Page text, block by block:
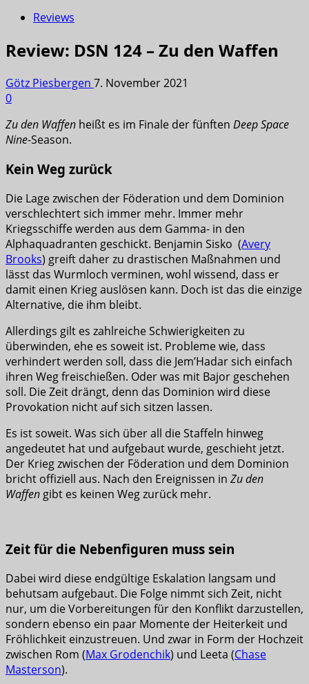
Reviews
Review: DSN 124 – Zu den Waffen
Götz Piesbergen 7. November 2021
0
Zu den Waffen heißt es im Finale der fünften Deep Space
Nine-Season.
Kein Weg zurück
Die Lage zwischen der Föderation und dem Dominion
verschlechtert sich immer mehr. Immer mehr
Kriegsschiffe werden aus dem Gamma- in den
Alphaquadranten geschickt. Benjamin Sisko (Avery
Brooks) greift daher zu drastischen Maßnahmen und
lässt das Wurmloch verminen, wohl wissend, dass er
damit einen Krieg auslösen kann. Doch ist das die einzige
Alternative, die ihm bleibt.
Allerdings gilt es zahlreiche Schwierigkeiten zu
überwinden, ehe es soweit ist. Probleme wie, dass
verhindert werden soll, dass die Jem’Hadar sich einfach
ihren Weg freischießen. Oder was mit Bajor geschehen
soll. Die Zeit drängt, denn das Dominion wird diese
Provokation nicht auf sich sitzen lassen.
Es ist soweit. Was sich über all die Staffeln hinweg
angedeutet hat und aufgebaut wurde, geschieht jetzt.
Der Krieg zwischen der Föderation und dem Dominion
bricht offiziell aus. Nach den Ereignissen in Zu den
Waffen gibt es keinen Weg zurück mehr.
Zeit für die Nebenfiguren muss sein
Dabei wird diese endgültige Eskalation langsam und
behutsam aufgebaut. Die Folge nimmt sich Zeit, nicht
nur, um die Vorbereitungen für den Konflikt darzustellen,
sondern ebenso ein paar Momente der Heiterkeit und
Fröhlichkeit einzustreuen. Und zwar in Form der Hochzeit
zwischen Rom (Max Grodenchik) und Leeta (Chase
Masterson).